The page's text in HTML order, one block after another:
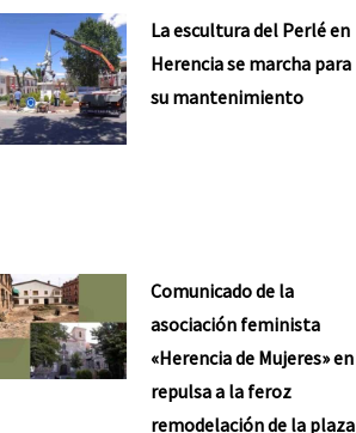
La escultura del Perlé en
Herencia se marcha para
su mantenimiento
Comunicado de la
asociación feminista
«Herencia de Mujeres» en
repulsa a la feroz
remodelación de la plaza